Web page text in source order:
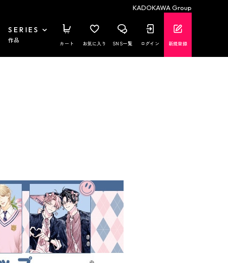
KADOKAWA Group
SERIES
作品 カート お気に入り SNS一覧 ログイン 新規登録